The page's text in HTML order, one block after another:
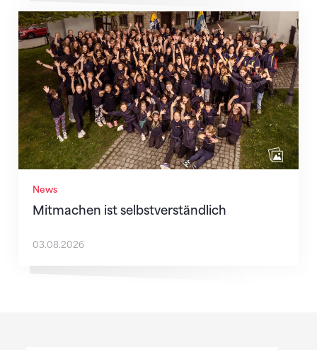
News
Mitmachen ist selbstverständlich
Mitmachen ist selbstverständlich
03.08.2026